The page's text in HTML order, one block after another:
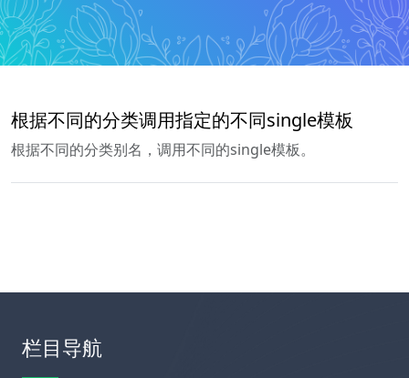
根据不同的分类调用指定的不同single模板
根据不同的分类别名，调用不同的single模板。
栏目导航